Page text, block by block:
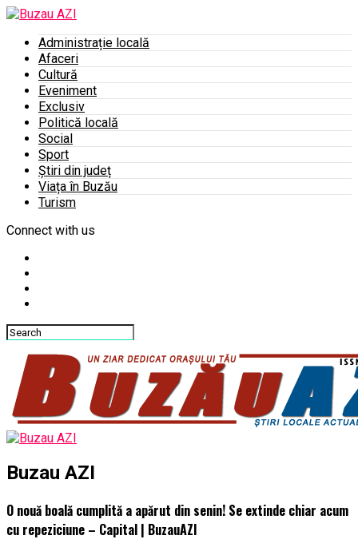
Administrație locală
Afaceri
Cultură
Eveniment
Exclusiv
Politică locală
Social
Sport
Știri din județ
Viața în Buzău
Turism
Connect with us
Buzau AZI
O nouă boală cumplită a apărut din senin! Se extinde chiar acum
cu repeziciune – Capital | BuzauAZI